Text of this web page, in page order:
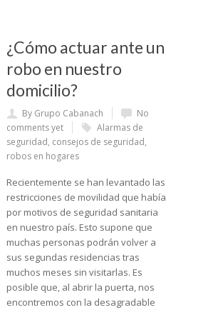
¿Cómo actuar ante un
robo en nuestro
domicilio?
By Grupo Cabanach
No
comments yet
Alarmas de
seguridad, consejos de seguridad,
robos en hogares
Recientemente se han levantado las
restricciones de movilidad que había
por motivos de seguridad sanitaria
en nuestro país. Esto supone que
muchas personas podrán volver a
sus segundas residencias tras
muchos meses sin visitarlas. Es
posible que, al abrir la puerta, nos
encontremos con la desagradable